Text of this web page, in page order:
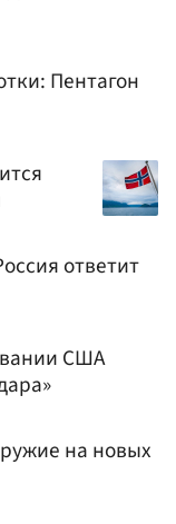
Пентагон
ответит
США
на новых